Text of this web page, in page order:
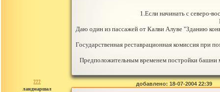
1.Если начинать с северо-
Даю один из пассажей от Калви Алуве "Зданию
Государственная реставрационная комиссия при
Предположительным временем постройки башни
777
ландмаршал
добавлено: 18-07-2004 22:39